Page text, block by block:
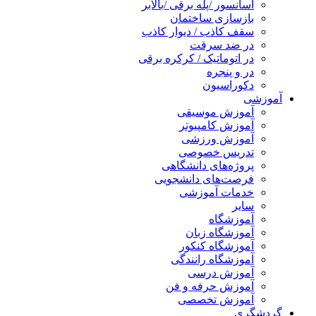
آسانسور /پله برقی /بالابر
بازسازی ساختمان
سقف کاذب / دیوار کاذب
در ضد سرقت
در اتوماتیک / کرکره برقی
در و پنجره
دکوراسیون
آموزشی
آموزش موسیقی
آموزش کامپیوتر
آموزش ورزشی
تدریس خصوصی
پروژه‌های دانشگاهی
فرصت‌های دانشجویی
خدمات آموزشی
سایر
آموزشگاه
آموزشگاه زبان
آموزشگاه کنکور
آموزشگاه رانندگی
آموزش درسی
آموزش حرفه و فن
آموزش تخصصی
گردشگری